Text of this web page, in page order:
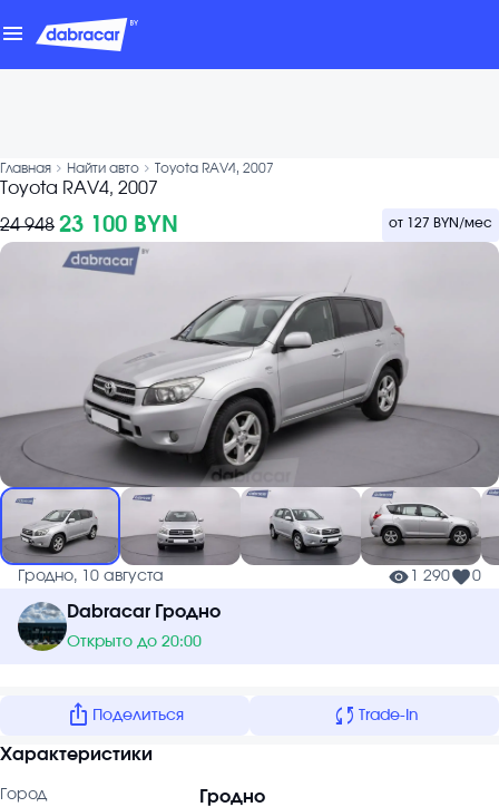
menu
Главная chevron_forward Найти авто chevron_forward Toyota RAV4, 2007
Toyota RAV4, 2007
24 948 23 100 BYN от 127 BYN /мес
Гродно, 10 августа 1 290 0
Dabracar Гродно
Открыто до 20:00
ios_share Поделиться sync Trade-In
Характеристики
Город Гродно